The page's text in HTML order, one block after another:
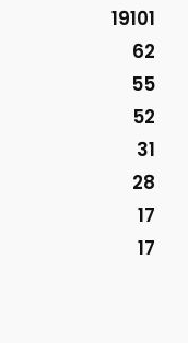
19101
62
55
52
31
28
17
17